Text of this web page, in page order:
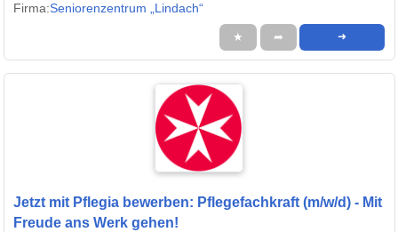
Firma:Seniorenzentrum „Lindach“
★ ➦ ➜
Jetzt mit Pflegia bewerben: Pflegefachkraft (m/w/d) - Mit
Freude ans Werk gehen!